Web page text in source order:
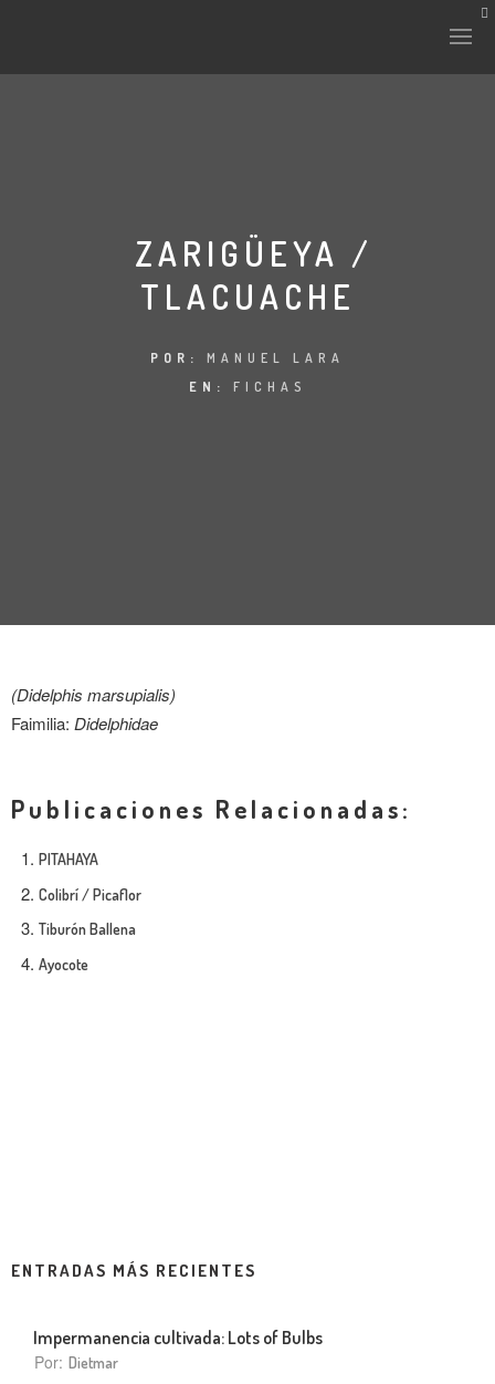
INTERVENCIONES
LANDUUM
COLABORADORES
CONSEJO HONORÍFICO
ZARIGÜEYA /
TLACUACHE
POR: MANUEL LARA
EN: FICHAS
(Didelphis marsupialis)
Faimilia: Didelphidae
Publicaciones Relacionadas:
PITAHAYA
Colibrí / Picaflor
Tiburón Ballena
Ayocote
ENTRADAS MÁS RECIENTES
Impermanencia cultivada: Lots of Bulbs
Por: Dietmar